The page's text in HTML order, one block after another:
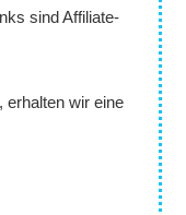
sind Affiliate-
erhalten wir eine